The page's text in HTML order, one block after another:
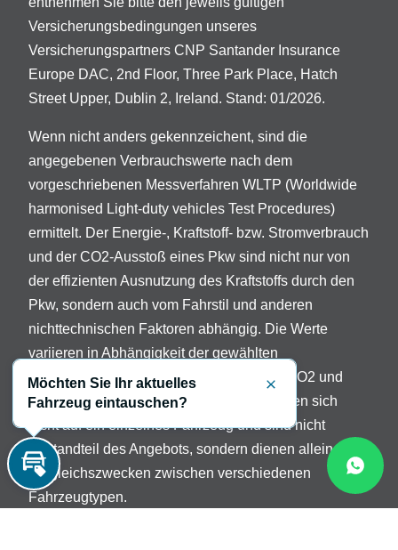
Versicherungsbedingungen unseres
Versicherungspartners CNP Santander Insurance
Europe DAC, 2nd Floor, Three Park Place, Hatch
Street Upper, Dublin 2, Ireland. Stand: 01/2026.
Wenn nicht anders gekennzeichent, sind die
angegebenen Verbrauchswerte nach dem
vorgeschriebenen Messverfahren WLTP (Worldwide
harmonised Light-duty vehicles Test Procedures)
ermittelt. Der Energie-, Kraftstoff- bzw. Stromverbrauch
und der CO2-Ausstoß eines Pkw sind nicht nur von
der effizienten Ausnutzung des Kraftstoffs durch den
Pkw, sondern auch vom Fahrstil und anderen
nichttechnischen Faktoren abhängig. Die Werte
variieren in Abhängigkeit der gewählten
Sonderausstattungen. Beschreibung der CO2 und
Verbrauchsangaben: Die Angaben beziehen sich
nicht auf ein einzelnes Fahrzeug und sind nicht
Bestandteil des Angebots, sondern dienen allein
Vergleichszwecken zwischen verschiedenen
Fahrzeugtypen.
Inzahlungnahme
Möchten Sie Ihr aktuelles
Fahrzeug eintauschen?
Schließen